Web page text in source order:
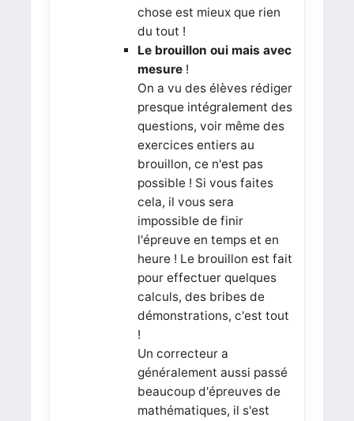
chose est mieux que rien
du tout !
Le brouillon oui mais avec
mesure!
On a vu des élèves rédiger
presque intégralement des
questions, voir même des
exercices entiers au
brouillon, ce n'est pas
possible ! Si vous faites
cela, il vous sera
impossible de finir
l'épreuve en temps et en
heure ! Le brouillon est fait
pour effectuer quelques
calculs, des bribes de
démonstrations, c'est tout
!
Un correcteur a
généralement aussi passé
beaucoup d'épreuves de
mathématiques, il s'est